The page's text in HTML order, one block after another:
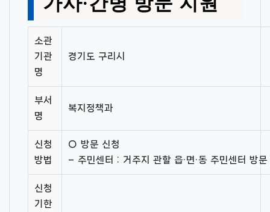
소관
기관
명
경기도 구리시
부서
명
복지정책과
신청
방법
○ 방문 신청
– 주민센터 : 거주지 관할 읍·면·동 주민센터 방문
신청
기한